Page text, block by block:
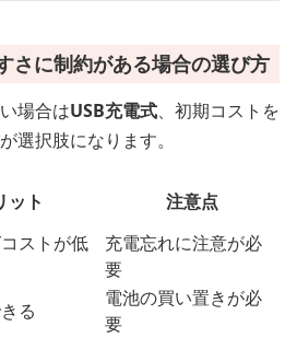
さに制約がある場合の選び方
場合はUSB充電式、初期コストを
が選択肢になります。
ット
注意点
ストが低
充電忘れに注意が必
要
る
電池の買い置きが必
要